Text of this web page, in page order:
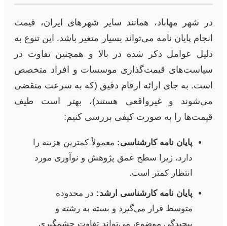
در شهر مهاباد، همانند سایر شهرهای ایران، قیمت
انجام پایان نامه می‌تواند بسیار متغیر باشد. این تنوع به
دلیل عوامل ذکر شده در بالا و همچنین تفاوت در
سیاست‌های قیمت‌گذاری موسسات و افراد متخصص
است. به جای ارائه ارقام دقیق (که به سرعت منقضی
می‌شوند و غیرواقعی هستند)، بهتر است طیف
قیمت‌ها را به صورت کیفی بررسی کنیم:
پایان نامه کارشناسی: معمولاً کمترین هزینه را
دارد، زیرا سطح عمق پژوهش و نوآوری مورد
انتظار کمتر است.
پایان نامه کارشناسی ارشد: در محدوده
متوسط قرار می‌گیرد و بسته به رشته و
پیچیدگی موضوع، می‌تواند تفاوت چشمگیری